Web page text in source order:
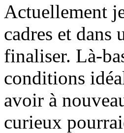
Actuellement
cadres et dans
finaliser. Là-
conditions
avoir à
curieux